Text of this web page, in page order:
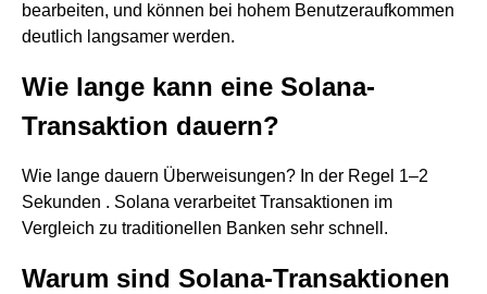
bearbeiten, und können bei hohem Benutzeraufkommen
deutlich langsamer werden.
Wie lange kann eine Solana-
Transaktion dauern?
Wie lange dauern Überweisungen? In der Regel 1–2
Sekunden . Solana verarbeitet Transaktionen im
Vergleich zu traditionellen Banken sehr schnell.
Warum sind Solana-Transaktionen